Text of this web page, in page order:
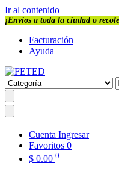
Ir al contenido
¡Envios a toda la ciudad o
Facturación
Ayuda
Cuenta Ingresar
Favoritos 0
$ 0.00 0